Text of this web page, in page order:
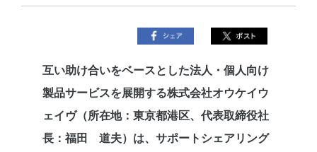
互い助け合いをベースとした法人・個人向け
製品サービスを展開する株式会社オウケイウ
ェイヴ（所在地：東京都港区、代表取締役社
長：福田 道夫）は、サポートシェアリング